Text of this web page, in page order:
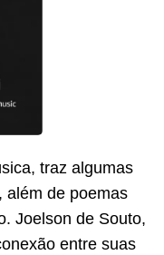
traz algumas
além de poemas
Joelson de Souto,
entre suas